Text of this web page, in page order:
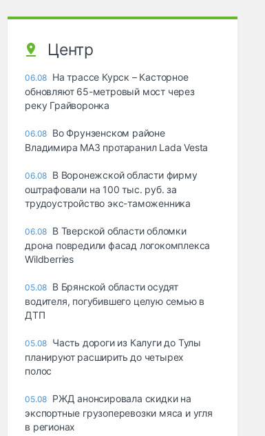
Центр
06.08 На трассе Курск – Касторное
обновляют 65-метровый мост через
реку Грайворонка
06.08 Во Фрунзенском районе
Владимира МАЗ протаранил Lada Vesta
06.08 В Воронежской области фирму
оштрафовали на 100 тыс. руб. за
трудоустройство экс-таможенника
06.08 В Тверской области обломки
дрона повредили фасад логокомплекса
Wildberries
05.08 В Брянской области осудят
водителя, погубившего целую семью в
ДТП
05.08 Часть дороги из Калуги до Тулы
планируют расширить до четырех
полос
05.08 РЖД анонсировала скидки на
экспортные грузоперевозки мяса и угля
в регионах